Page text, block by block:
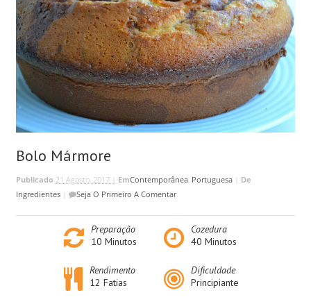
Bolo Mármore
Publicado 21 Agosto, 2017 | EmContemporânea, Portuguesa| De
Ingredientes| Seja O Primeiro A Comentar
Preparação
10 Minutos
Cozedura
40 Minutos
Rendimento
12 Fatias
Dificuldade
Principiante